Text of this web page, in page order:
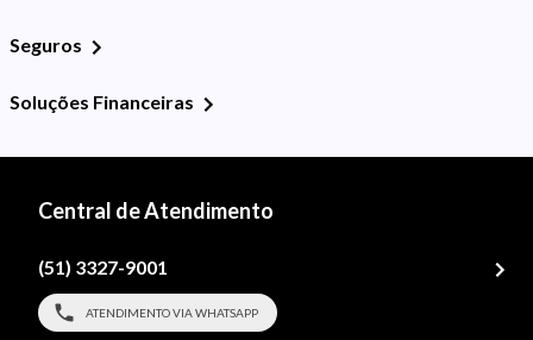
Seguros
Soluções Financeiras
Central de Atendimento
(51) 3327-9001
ATENDIMENTO VIA WHATSAPP